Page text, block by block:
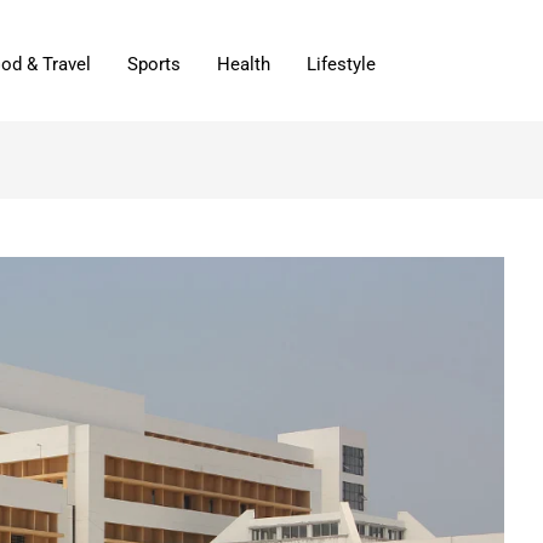
& Travel Sports Health Lifestyle